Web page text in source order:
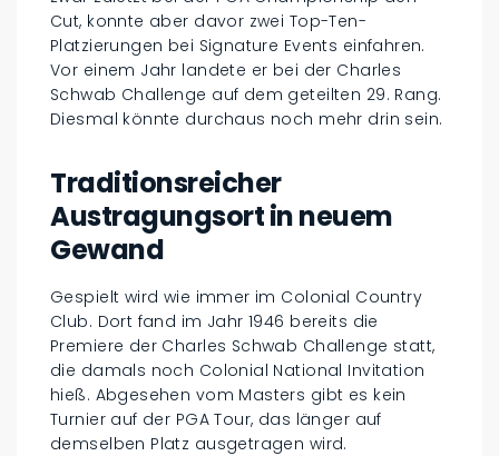
Cut, konnte aber davor zwei Top-Ten-
Platzierungen bei Signature Events einfahren.
Vor einem Jahr landete er bei der Charles
Schwab Challenge auf dem geteilten 29. Rang.
Diesmal könnte durchaus noch mehr drin sein.
Traditionsreicher
Austragungsort in neuem
Gewand
Gespielt wird wie immer im Colonial Country
Club. Dort fand im Jahr 1946 bereits die
Premiere der Charles Schwab Challenge statt,
die damals noch Colonial National Invitation
hieß. Abgesehen vom Masters gibt es kein
Turnier auf der PGA Tour, das länger auf
demselben Platz ausgetragen wird.